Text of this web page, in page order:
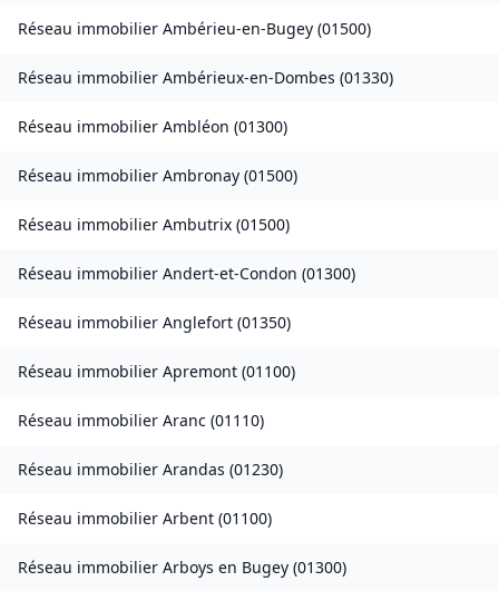
Réseau immobilier Ambérieu-en-Bugey (01500)
Réseau immobilier Ambérieux-en-Dombes (01330)
Réseau immobilier Ambléon (01300)
Réseau immobilier Ambronay (01500)
Réseau immobilier Ambutrix (01500)
Réseau immobilier Andert-et-Condon (01300)
Réseau immobilier Anglefort (01350)
Réseau immobilier Apremont (01100)
Réseau immobilier Aranc (01110)
Réseau immobilier Arandas (01230)
Réseau immobilier Arbent (01100)
Réseau immobilier Arboys en Bugey (01300)